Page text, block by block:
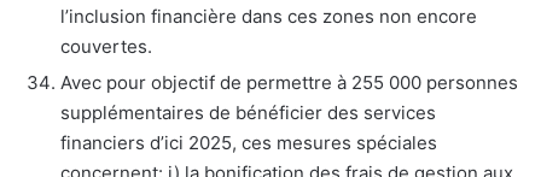
l’inclusion financière dans ces zones non encore
couvertes.
Avec pour objectif de permettre à 255 000 personnes
supplémentaires de bénéficier des services
financiers d’ici 2025, ces mesures spéciales